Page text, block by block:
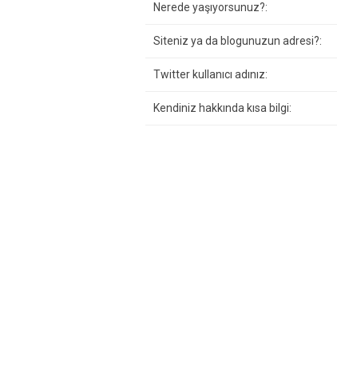
Nerede yaşıyorsunuz?:
Siteniz ya da blogunuzun adresi?:
Twitter kullanıcı adınız:
Kendiniz hakkında kısa bilgi: